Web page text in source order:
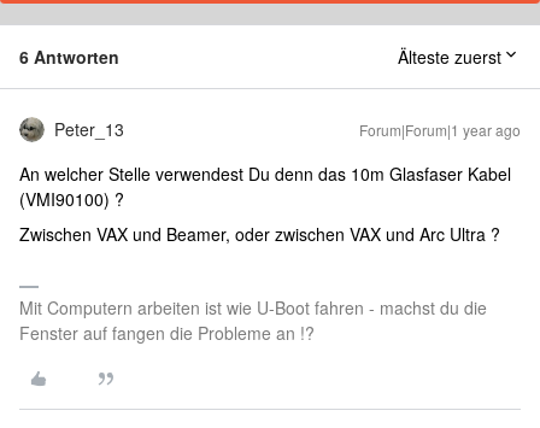
6 Antworten Älteste zuerst
Peter_13 Forum|Forum|1 year ago
An welcher Stelle verwendest Du denn das 10m Glasfaser Kabel
(VMI90100) ?
Zwischen VAX und Beamer, oder zwischen VAX und Arc Ultra ?
Mit Computern arbeiten ist wie U-Boot fahren - machst du die
Fenster auf fangen die Probleme an !?